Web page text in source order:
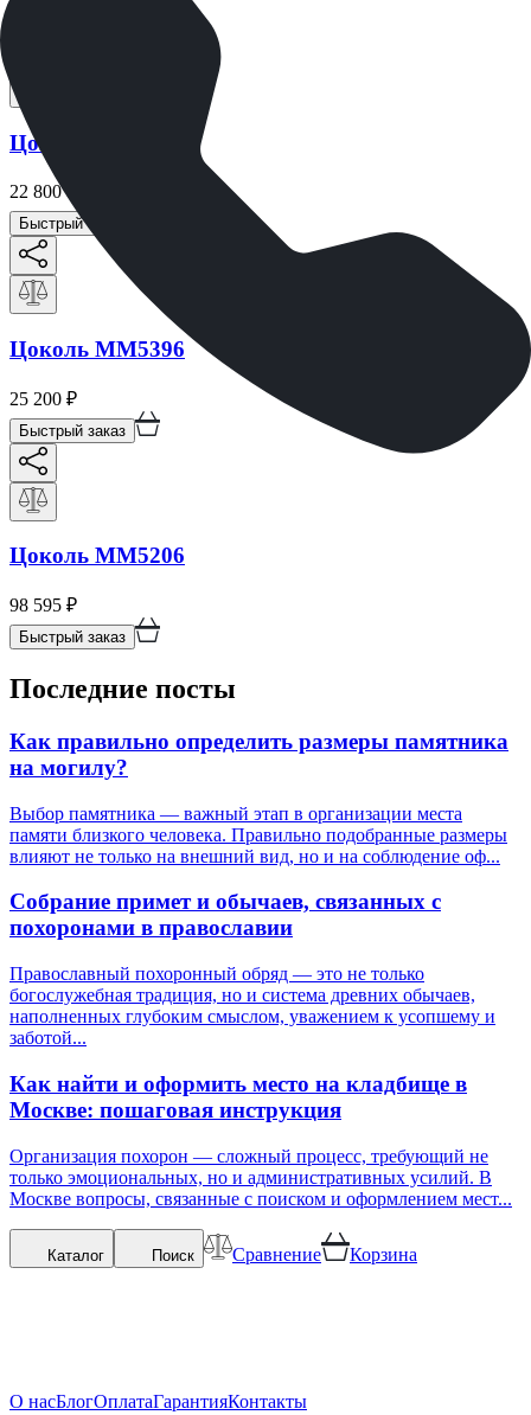
Цоколь ММ5395
22 800₽
Быстрый заказ
Цоколь ММ5396
25 200 ₽
Быстрый заказ
Цоколь ММ5206
98 595 ₽
Быстрый заказ
Последние посты
Как правильно определить размеры памятника
на могилу?
Выбор памятника — важный этап в организации места
памяти близкого человека. Правильно подобранные размеры
влияют не только на внешний вид, но и на соблюдение оф...
Собрание примет и обычаев, связанных с
похоронами в православии
Православный похоронный обряд — это не только
богослужебная традиция, но и система древних обычаев,
наполненных глубоким смыслом, уважением к усопшему и
заботой...
Как найти и оформить место на кладбище в
Москве: пошаговая инструкция
Организация похорон — сложный процесс, требующий не
только эмоциональных, но и административных усилий. В
Москве вопросы, связанные с поиском и оформлением мест...
Каталог Поиск Сравнение Корзина
О насБлогОплатаГарантияКонтакты